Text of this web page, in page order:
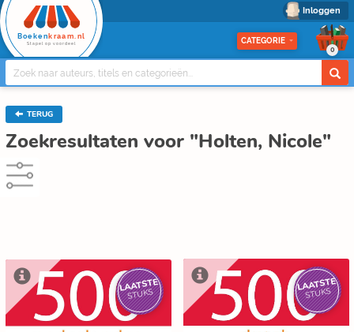
Inloggen
Boeken kraam.nl
Stapel op voordeel CATEGORIE
0
TERUG
Zoekresultaten voor "Holten, Nicole"
LAATSTE
STUKS LAATSTE
STUKS